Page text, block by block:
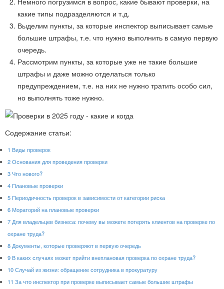
какие типы подразделяются и т.д.
Выделим пункты, за которые инспектор выписывает самые
большие штрафы, т.е. что нужно выполнить в самую первую
очередь.
Рассмотрим пункты, за которые уже не такие большие
штрафы и даже можно отделаться только
предупреждением, т.е. на них не нужно тратить особо сил,
но выполнять тоже нужно.
Содержание статьи:
1 Виды проверок
2Основания для проведения проверки
3Что нового?
4 Плановые проверки
5 Периодичность проверок в зависимости от категории риска
6 Мораторий на плановые проверки
7Для владельцев бизнеса: почему вы можете потерять клиентов на проверке по
охране труда?
8Документы, которые проверяют в первую очередь
9 В каких случаях может прийти внеплановая проверка по охране труда?
10Случай из жизни: обращение сотрудника в прокуратуру
11 За что инспектор при проверке выписывает самые большие штрафы